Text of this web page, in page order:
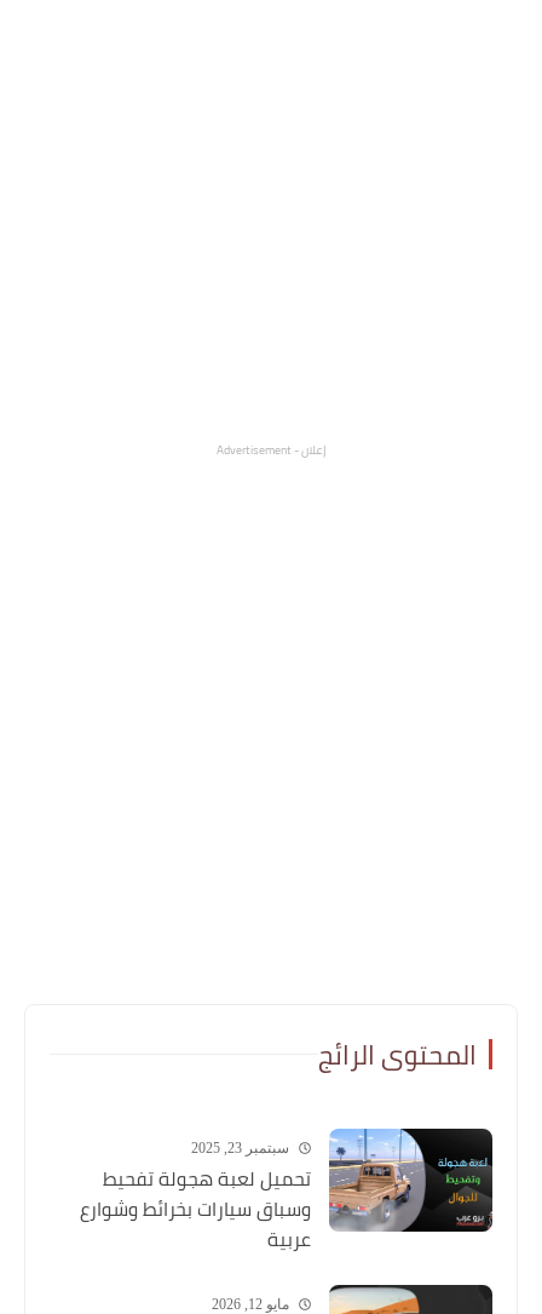
إعلان - Advertisement
المحتوى الرائج
سبتمبر 23, 2025
تحميل لعبة هجولة تفحيط
وسباق سيارات بخرائط وشوارع
عربية
مايو 12, 2026